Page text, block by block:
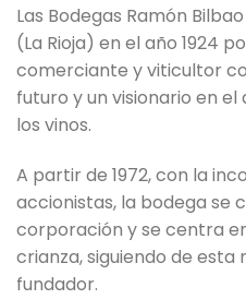
Las Bodegas Ramón
(La Rioja) en el año 1924
comerciante y viticultor
futuro y un visionario en
los vinos.
A partir de 1972, con la
accionistas, la bodega se
corporación y se centra
crianza, siguiendo de esta
fundador.